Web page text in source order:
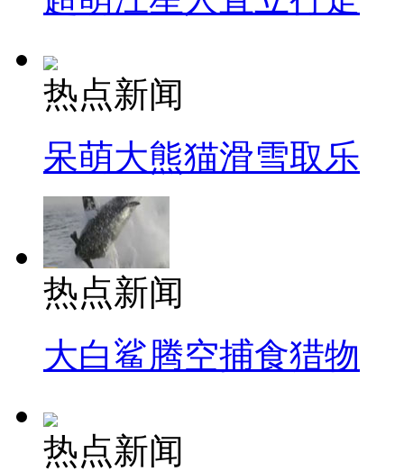
热点新闻
呆萌大熊猫滑雪取乐
热点新闻
大白鲨腾空捕食猎物
热点新闻